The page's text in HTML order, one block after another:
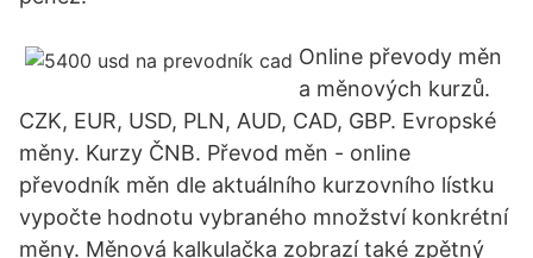
Online převody měn
a měnových kurzů.
CZK, EUR, USD, PLN, AUD, CAD, GBP. Evropské
měny. Kurzy ČNB. Převod měn - online
převodník měn dle aktuálního kurzovního lístku
vypočte hodnotu vybraného množství konkrétní
měny. Měnová kalkulačka zobrazí také zpětný